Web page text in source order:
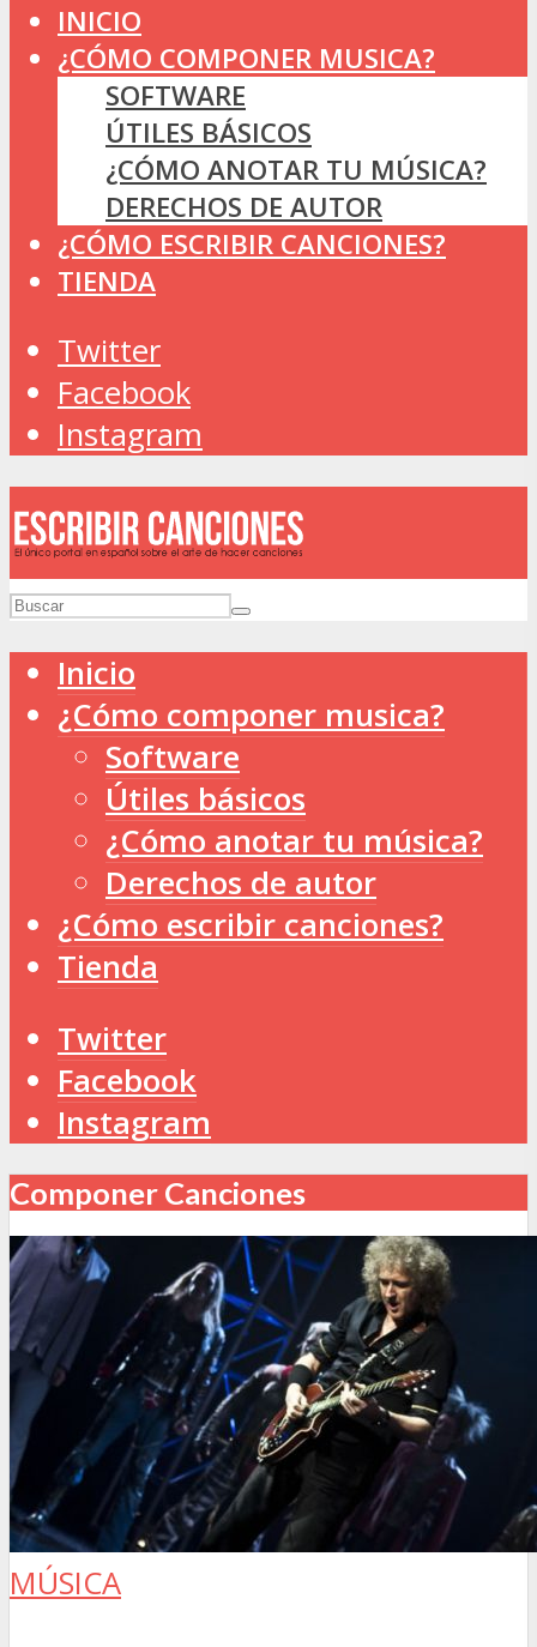
INICIO
¿CÓMO COMPONER MUSICA?
SOFTWARE
ÚTILES BÁSICOS
¿CÓMO ANOTAR TU MÚSICA?
DERECHOS DE AUTOR
¿CÓMO ESCRIBIR CANCIONES?
TIENDA
Twitter
Facebook
Instagram
Inicio
¿Cómo componer musica?
Software
Útiles básicos
¿Cómo anotar tu música?
Derechos de autor
¿Cómo escribir canciones?
Tienda
Twitter
Facebook
Instagram
Componer Canciones
MÚSICA